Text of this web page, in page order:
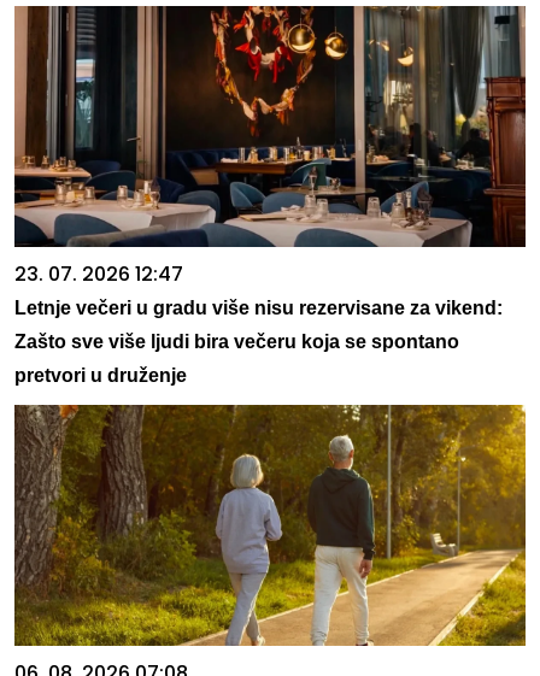
23. 07. 2026 12:47
Letnje večeri u gradu više nisu rezervisane za vikend:
Zašto sve više ljudi bira večeru koja se spontano
pretvori u druženje